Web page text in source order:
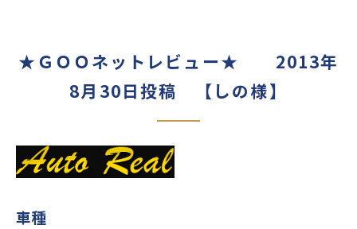
★ＧＯＯネットレビュー★ 2013年
8月30日投稿 【しの様】
車種